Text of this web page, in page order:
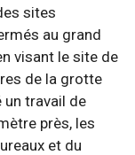
sites
au grand
visant le site de
de la grotte
travail de
près, les
et du